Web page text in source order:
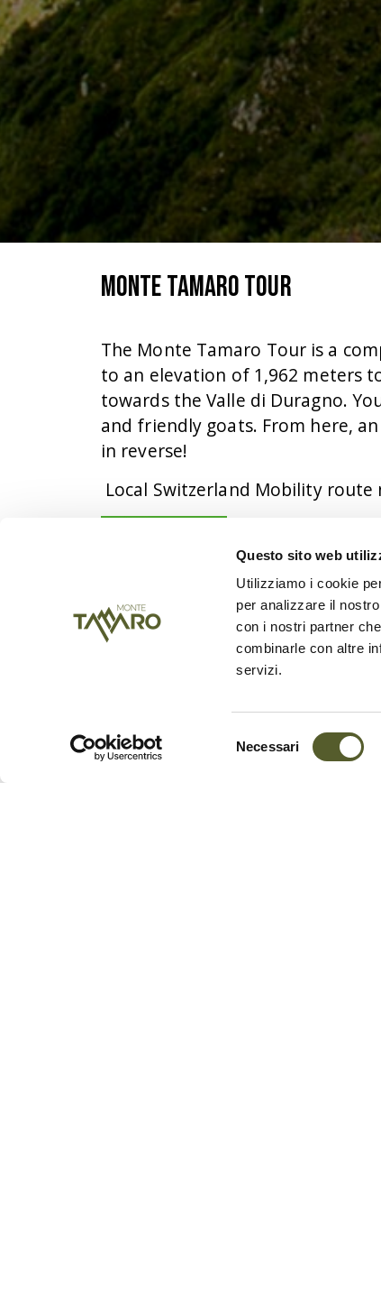
Questo sito web
Utilizziamo i cookie
per analizzare il
con i nostri partner
combinarle con altre
servizi.
Necessari
Monte Tamaro Tour
The Monte Tamaro Tour is a
to an elevation of 1,962 meters
towards the Valle di Duragno.
and friendly goats. From here,
in reverse!
Local Switzerland Mobility route
Alpe Foppa –